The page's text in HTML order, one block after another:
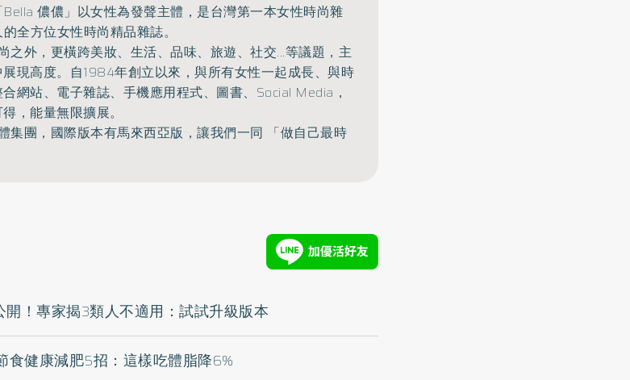
儂儂」以女性為發聲主體，是台灣第一本女性時尚雜
全方位女性時尚精品雜誌。
之外，更橫跨美妝、生活、品味、旅遊、 社交...等議題，主
現高度。 自1984年創立以來，與所有女性一起成長、與時
網站、電子雜誌、手機應用程式、圖書、 Social Media，
，能量無限擴展。
集團，國際版本有馬來西亞版，讓我們一同 「做自己最時
！專家揭3類人不適用：試試升級版本
健康減肥5招：這樣吃體脂降6%